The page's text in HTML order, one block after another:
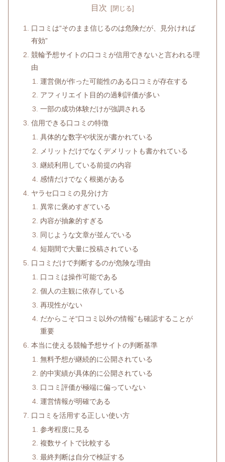
目次
口コミは“そのまま信じるのは危険だが、見分ければ
有効”
競輪予想サイトの口コミが信用できないと言われる理
由
運営側が作った可能性のある口コミが存在する
アフィリエイト目的の過剰評価が多い
一部の成功体験だけが強調される
信用できる口コミの特徴
具体的な数字や状況が書かれている
メリットだけでなくデメリットも書かれている
継続利用している前提の内容
感情だけでなく根拠がある
ヤラセ口コミの見分け方
異常に褒めすぎている
内容が抽象的すぎる
同じような文章が並んでいる
短期間で大量に投稿されている
口コミだけで判断するのが危険な理由
口コミは操作可能である
個人の主観に依存している
再現性がない
だからこそ“口コミ以外の情報”も確認することが
重要
本当に使える競輪予想サイトの判断基準
無料予想が継続的に公開されている
的中実績が具体的に公開されている
口コミ評価が極端に偏っていない
運営情報が明確である
口コミを活用する正しい使い方
参考程度に見る
複数サイトで比較する
最終判断は自分で検証する